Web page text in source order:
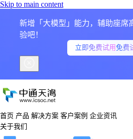
Skip to main content
新增「大模型」能力，辅助座席
验吧！
立即免费试用免费
首页 产品 解决方案 客户案例 企业资讯
关于我们